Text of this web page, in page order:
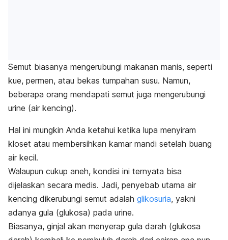
Semut biasanya mengerubungi makanan manis, seperti
kue, permen, atau bekas tumpahan susu. Namun,
beberapa orang mendapati semut juga mengerubungi
urine (air kencing).
Hal ini mungkin Anda ketahui ketika lupa menyiram
kloset atau membersihkan kamar mandi setelah buang
air kecil.
Walaupun cukup aneh, kondisi ini ternyata bisa
dijelaskan secara medis. Jadi, penyebab utama air
kencing dikerubungi semut adalah glikosuria, yakni
adanya gula (glukosa) pada urine.
Biasanya, ginjal akan menyerap gula darah (glukosa